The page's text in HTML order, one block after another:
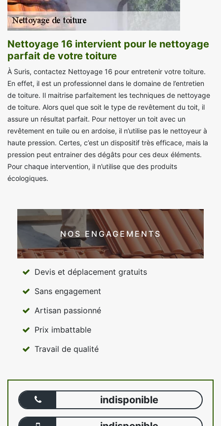
Nettoyage 16 intervient pour le nettoyage
parfait de votre toiture
À Suris, contactez Nettoyage 16 pour entretenir votre toiture.
En effet, il est un professionnel dans le domaine de l’entretien
de toiture. Il maitrise parfaitement les techniques de nettoyage
de toiture. Alors quel que soit le type de revêtement du toit, il
assure un résultat parfait. Pour nettoyer un toit avec un
revêtement en tuile ou en ardoise, il n’utilise pas le nettoyeur à
haute pression. Certes, c’est un dispositif très efficace, mais la
pression peut entrainer des dégâts pour ces deux éléments.
Pour chaque intervention, il n’utilise que des produits
écologiques.
NOS ENGAGEMENTS
Devis et déplacement gratuits
Sans engagement
Artisan passionné
Prix imbattable
Travail de qualité
indisponible